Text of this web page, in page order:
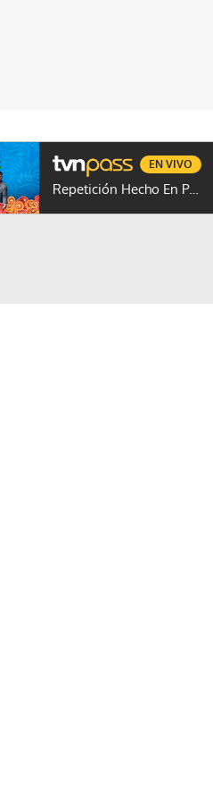
PROGRAMAS GENTE TVN
Repetición Hecho En Panamá
EN VIVO